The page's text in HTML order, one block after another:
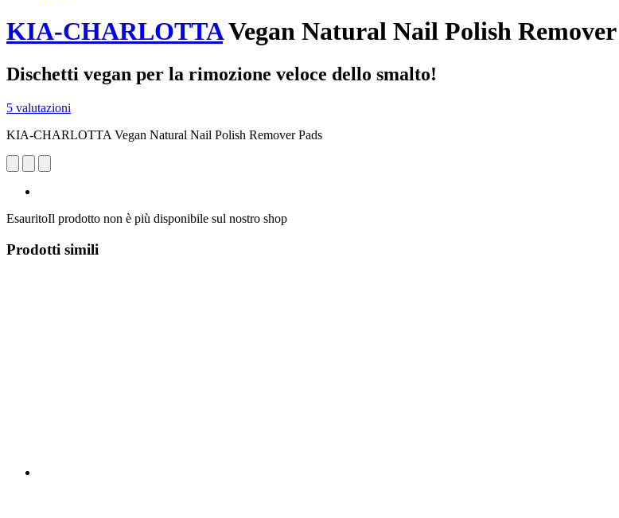
KIA-CHARLOTTAVegan Natural Nail Polish Remover
Dischetti vegan per la rimozione veloce dello smalto!
5 valutazioni
KIA-CHARLOTTA Vegan Natural Nail Polish Remover Pads
EsauritoIl prodotto non è più disponibile sul nostro shop
Prodotti simili